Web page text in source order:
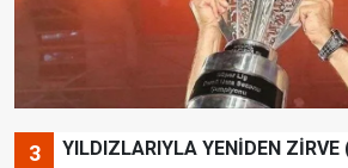
3 YILDIZLARIYLA YENİDEN